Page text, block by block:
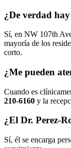
¿De verdad
Sí, en NW 107th
mayoría de los
corto.
¿Me pueden
Cuando es
210-6160 y la
¿El Dr. Perez-
Sí, él se encarga